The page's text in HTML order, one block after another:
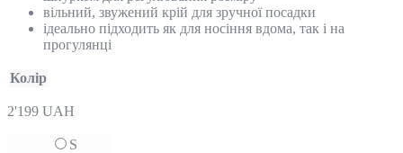
вільний, звужений крій для зручної посадки
ідеально підходить як для носіння вдома, так і на
прогулянці
Колір
2'199 UAH
S